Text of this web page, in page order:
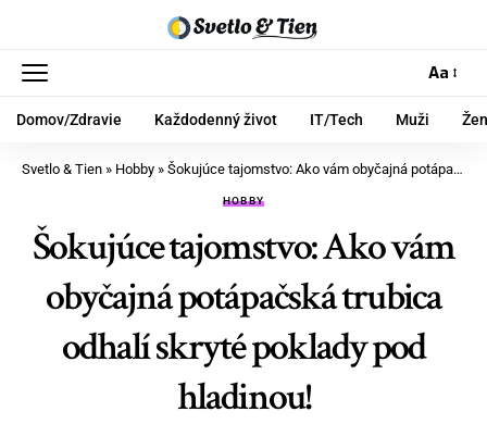
Aa
Domov/Zdravie Každodenný život IT/Tech Muži
Svetlo & Tien » Hobby » Šokujúce tajomstvo: Ako vám obyčajná potápačská trubica odhalí skryté poklady pod hladinou!
HOBBY
Šokujúce tajomstvo: Ako vám
obyčajná potápačská trubica
odhalí skryté poklady pod
hladinou!